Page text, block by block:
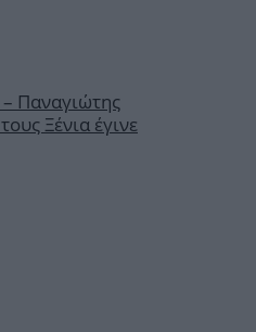
– Παναγιώτης
Ξένια έγινε